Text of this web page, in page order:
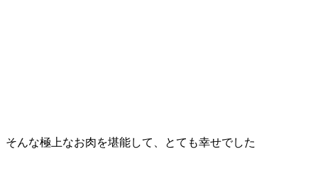
そんな極上なお肉を堪能して、とても幸せでした